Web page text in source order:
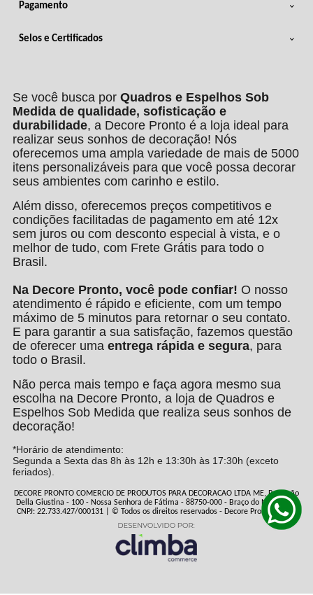
Pagamento
Selos e Certificados
Se você busca por Quadros e Espelhos Sob
Medida de qualidade, sofisticação e
durabilidade, a Decore Pronto é a loja ideal para
realizar seus sonhos de decoração! Nós
oferecemos uma ampla variedade de mais de 5000
itens personalizáveis para que você possa decorar
seus ambientes com carinho e estilo.
Além disso, oferecemos preços competitivos e
condições facilitadas de pagamento em até 12x
sem juros ou com desconto especial à vista, e o
melhor de tudo, com Frete Grátis para todo o
Brasil.
Na Decore Pronto, você pode confiar! O nosso
atendimento é rápido e eficiente, com um tempo
máximo de 5 minutos para retornar o seu contato.
E para garantir a sua satisfação, fazemos questão
de oferecer uma entrega rápida e segura, para
todo o Brasil.
Não perca mais tempo e faça agora mesmo sua
escolha na Decore Pronto, a loja de Quadros e
Espelhos Sob Medida que realiza seus sonhos de
decoração!
*Horário de atendimento:
Segunda a Sexta das 8h às 12h e 13:30h às 17:30h (exceto
feriados).
DECORE PRONTO COMERCIO DE PRODUTOS PARA DECORACAO LTDA ME, Rua João
Della Giustina - 100 - Nossa Senhora de Fátima - 88750-000 - Braço do Norte - SC
CNPJ: 22.733.427/000131 | © Todos os direitos reservados - Decore Pronto - 2026